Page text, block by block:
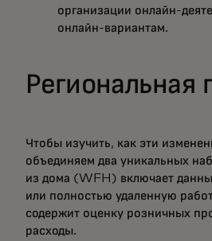
организации онлайн-
онлайн-вариантам.
Региональная
Чтобы изучить, как эти
объединяем два уникальных
из дома (WFH) включает
или полностью удаленную
содержит оценку розничных
расходы.